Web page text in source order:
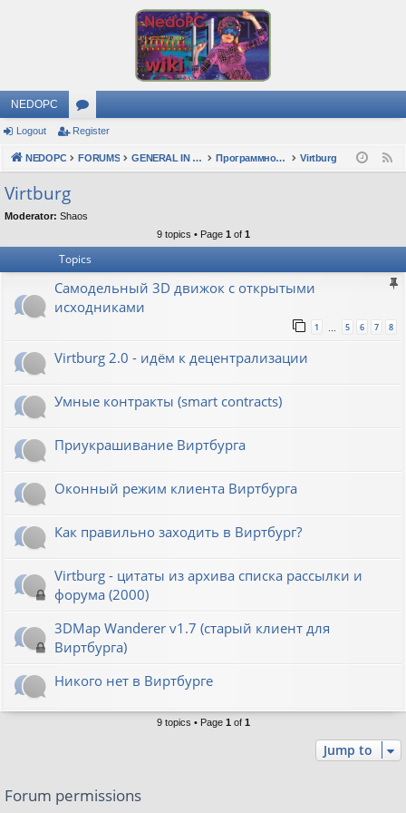
NEDOPC
or
u
s
Logout Register
NEDOPC FORUMS GENERAL IN RUSSIAN Программное обеспечение Virtburg
Virtburg
Moderator: Shaos
9 topics • Page 1 of 1
Topics
Самодельный 3D движок с открытыми
исходниками
1 … 5 6 7 8
Virtburg 2.0 - идём к децентрализации
Умные контракты (smart contracts)
Приукрашивание Виртбурга
Оконный режим клиента Виртбурга
Как правильно заходить в Виртбург?
Virtburg - цитаты из архива списка рассылки и
форума (2000)
3DMap Wanderer v1.7 (старый клиент для
Виртбурга)
Никого нет в Виртбурге
9 topics • Page 1 of 1
Jump to
Forum permissions